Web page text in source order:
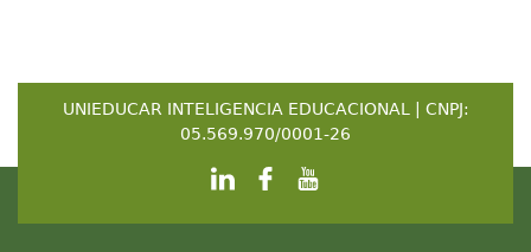
UNIEDUCAR INTELIGENCIA EDUCACIONAL | CNPJ:
05.569.970/0001-26